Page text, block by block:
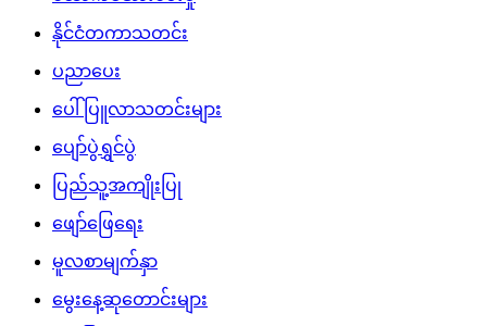
နိုင်ငံတကာသတင်း
ပညာပေး
ပေါ်ပြူလာသတင်းများ
ပျော်ပွဲရွှင်ပွဲ
ပြည်သူ့အကျိုးပြု
ဖျော်ဖြေရေး
မူလစာမျက်နှာ
မွေးနေ့ဆုတောင်းများ